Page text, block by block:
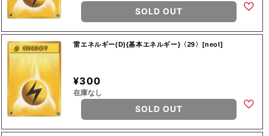
SOLD OUT
雷エネルギー(D){基本エネルギー}〈29〉[neoI]
¥300
在庫なし
SOLD OUT